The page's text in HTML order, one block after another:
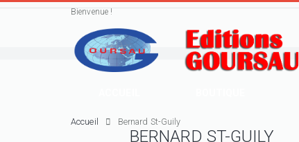
Bienvenue !
Accueil Bernard St-Guily
BERNARD ST-GUILY